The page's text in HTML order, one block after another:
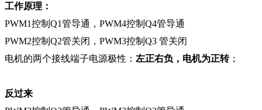
工作原理：
PWM1控制Q1管导通，PWM4控制Q4管导通
PWM2控制Q2管关闭，PWM3控制Q3 管关闭
电机的两个接线端子电源极性： 左正右负，电机为正转；
反过来